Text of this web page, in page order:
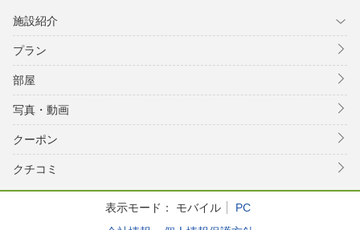
施設紹介
プラン
部屋
写真・動画
クーポン
クチコミ
表示モード： モバイル
PC